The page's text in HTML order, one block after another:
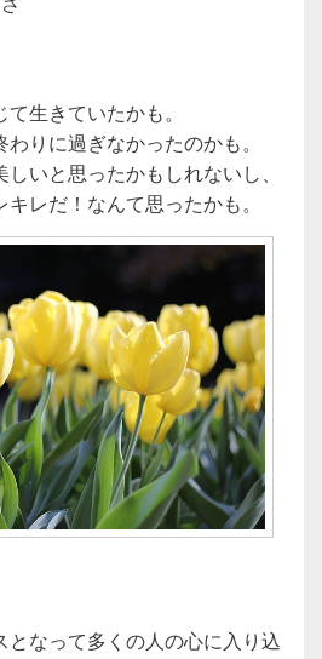
生きていたかも。
りに過ぎなかったのかも。
いと思ったかもしれないし、
レだ！なんて思ったかも。
となって多くの人の心に入り込